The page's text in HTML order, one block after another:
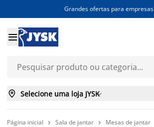
Grandes ofertas para empresas

 Selecione uma loja JYSK
Página inicial  Sala de jantar  Mesas de jantar